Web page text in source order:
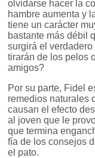
olvidarse hacer la
hambre aumenta y
tiene un carácter
bastante más débil
surgirá el
tirarán de los pelos
amigos?
Por su parte, Fidel
remedios naturales
causan el efecto
al joven que le
que termina
fía de los consejos
el pato.